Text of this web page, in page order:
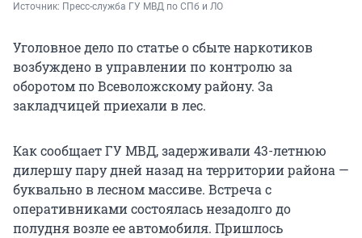
Источник: Пресс-служба ГУ МВД по СПб и ЛО
Уголовное дело по статье о сбыте наркотиков
возбуждено в управлении по контролю за
оборотом по Всеволожскому району. За
закладчицей приехали в лес.
Как сообщает ГУ МВД, задерживали 43-летнюю
дилершу пару дней назад на территории района —
буквально в лесном массиве. Встреча с
оперативниками состоялась незадолго до
полудня возле ее автомобиля. Пришлось